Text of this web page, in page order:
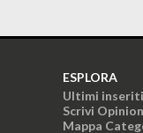
ESPLORA
Ultimi inseriti
Scrivi
Mappa